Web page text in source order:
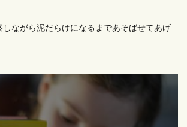
ながら泥だらけになるまであそばせてあげ